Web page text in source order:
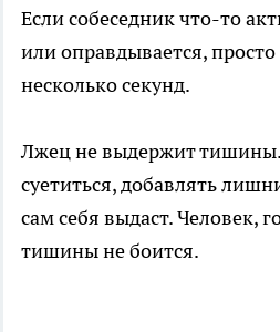
Если собеседник что-то
или оправдывается,
несколько секунд.
Лжец не выдержит
суетиться, добавлять
сам себя выдаст. Человек,
тишины не боится.